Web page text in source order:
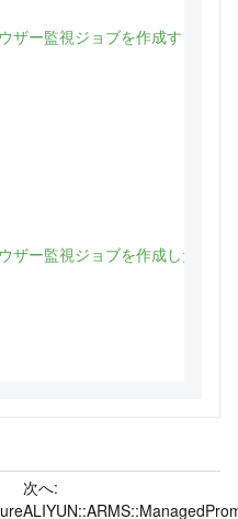
ザー監視ジョブを作成するアプ
ザー監視ジョブを作成したアプ
次へ: